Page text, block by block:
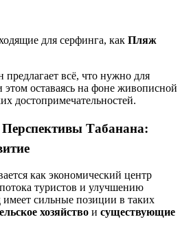
для серфинга, как Пляж
всё, что нужно для
оставаясь на фоне живописной
достопримечательностей.
Табанана:
как экономический центр
туристов и улучшению
сильные позиции в таких
хозяйство и существующие